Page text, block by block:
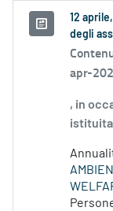
12
degli
apr-
, in
istituita